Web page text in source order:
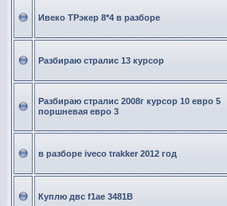
Ивеко ТРэкер 8*4 в разборе
Разбираю стралис 13 курсор
Разбираю стралис 2008г курсор 10 евро 5
поршневая евро 3
в разборе iveco trakker 2012 год
Куплю двс f1ae 3481B